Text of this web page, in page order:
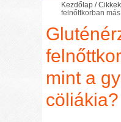
Kezdőlap /Cikkek
felnőttkorban
mint a
cöliákia?